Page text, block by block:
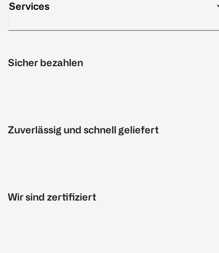
Services
Sicher bezahlen
Zuverlässig und schnell geliefert
Wir sind zertifiziert